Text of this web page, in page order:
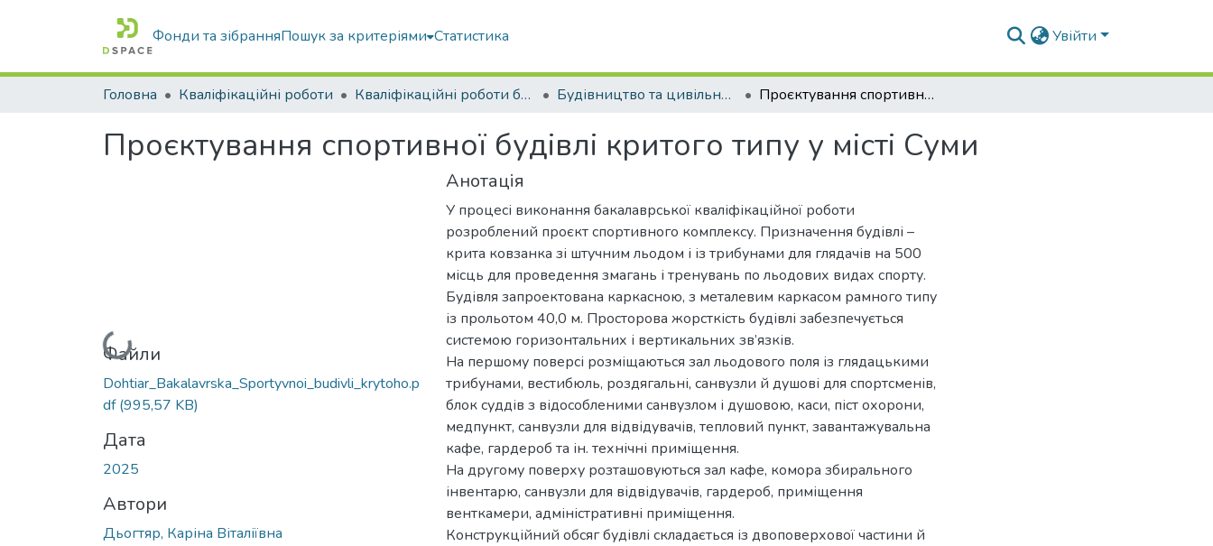
Фонди та зібранняПошук за критеріями Статистика Увійти
Головна Кваліфікаційні роботи Кваліфікаційні роботи бакалаврів Будівництво та цивільна інженерія Проєктування спортивної будівлі критого типу у місті Суми
Проєктування спортивної будівлі критого типу у місті Суми
Вантажиться...
Файли
Dohtiar_Bakalavrska_Sportyvnoi_budivli_krytoho.p
df(995,57 KB)
Дата
2025
Автори
Дьогтяр, Каріна Віталіївна
Анотація
У процесі виконання бакалаврської кваліфікаційної роботи
розроблений проєкт спортивного комплексу. Призначення будівлі –
крита ковзанка зі штучним льодом і із трибунами для глядачів на 500
місць для проведення змагань і тренувань по льодових видах спорту.
Будівля запроектована каркасною, з металевим каркасом рамного типу
із прольотом 40,0 м. Просторова жорсткість будівлі забезпечується
системою горизонтальних і вертикальних зв’язків.
На першому поверсі розміщаються зал льодового поля із глядацькими
трибунами, вестибюль, роздягальні, санвузли й душові для спортсменів,
блок суддів з відособленими санвузлом і душовою, каси, піст охорони,
медпункт, санвузли для відвідувачів, тепловий пункт, завантажувальна
кафе, гардероб та ін. технічні приміщення.
На другому поверху розташовуються зал кафе, комора збирального
інвентарю, санвузли для відвідувачів, гардероб, приміщення
венткамери, адміністративні приміщення.
Конструкційний обсяг будівлі складається із двоповерхової частини й